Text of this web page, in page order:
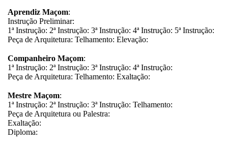
Aprendiz Maçom:
Instrução Preliminar:
1ª Instrução: 2ª Instrução: 3ª Instrução: 4ª Instrução: 5ª Instrução:
Peça de Arquitetura: Telhamento: Elevação:
Companheiro Maçom:
1ª Instrução: 2ª Instrução: 3ª Instrução: 4ª Instrução:
Peça de Arquitetura: Telhamento: Exaltação:
Mestre Maçom:
1ª Instrução: 2ª Instrução: 3ª Instrução: Telhamento:
Peça de Arquitetura ou Palestra:
Exaltação:
Diploma: